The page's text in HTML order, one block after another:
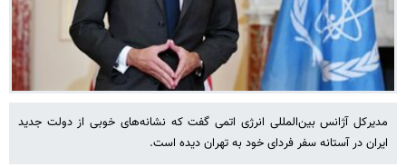
مدیرکل آژانس بین‌المللی انرژی اتمی گفت که نشانه‌های خوبی از دولت جدید
ایران در آستانه سفر فردای خود به تهران دیده است.